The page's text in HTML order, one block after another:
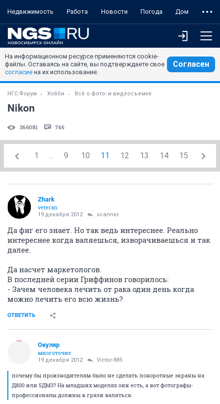
Недвижимость Работа Новости Погода Дом
На информационном ресурсе применяются cookie-
файлы. Оставаясь на сайте, вы подтверждаете свое
согласие на их использование.
Согласен
НГС.Форум Хобби Всё о фото- и видеосъемке
Nikon
366081 746
1 ... 9 10 11 12 13 14 15
Zhark
veteran
19 декабря 2012 scanner
Да фиг его знает. Но так ведь интереснее. Реально
интереснее когда валяешься, изворачиваешься и так
далее.
Да насчет маркетологов.
В последней серии Гриффинов говорилось:
- Зачем человека лечить от рака один день когда
можно лечить его всю жизнь?
ОТВЕТИТЬ
Окуляр
многоточие
19 декабря 2012 Victor-885
почему бы производителям было не сделать поворотные экраны на
Д800 или 5ДМ3? На младших моделях они есть, а вот фотографы-
профессионалы должны в грязи валяться.